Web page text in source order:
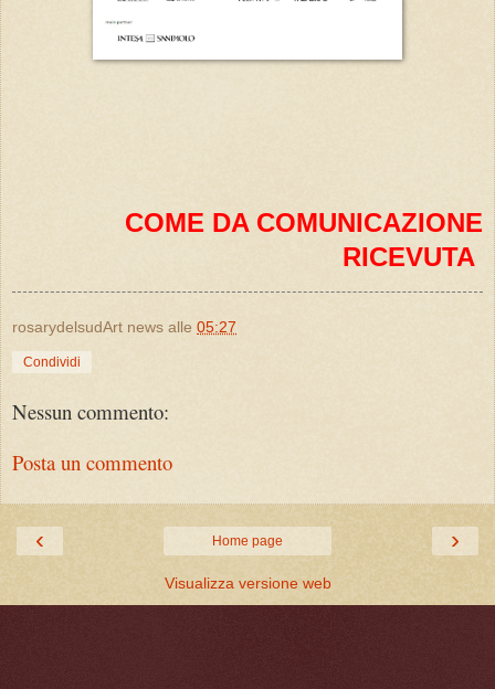
COME DA COMUNICAZIONE
RICEVUTA
rosarydelsudArt news alle 05:27
Condividi
Nessun commento:
Posta un commento
‹ ›
Home page
Visualizza versione web